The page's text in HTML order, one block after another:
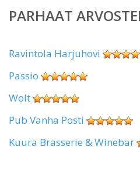
PARHAAT
Ravintola Harjuhovi
Passio
Wolt
Pub Vanha Posti
Kuura Brasserie & Winebar